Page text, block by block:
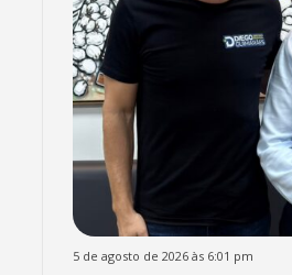
5 de agosto de 2026 às 6:01 pm